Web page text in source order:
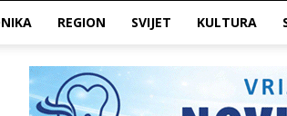
REGION SVIJET KULTURA